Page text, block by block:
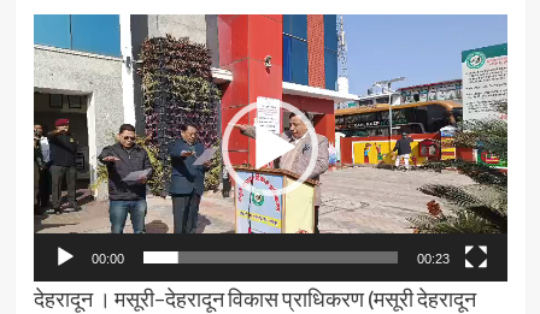
Video
Player
00:00 00:23
देहरादून । मसूरी–देहरादून विकास प्राधिकरण (मसूरी देहरादून